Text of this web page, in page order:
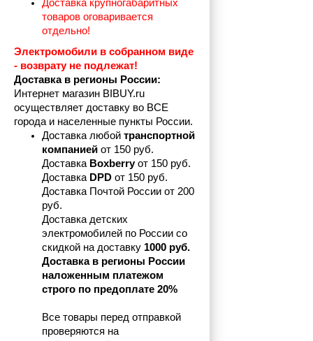
Доставка крупногабаритных
товаров оговаривается
отдельно!
Электромобили в собранном виде
- возврату не подлежат!
Доставка в регионы России:
Интернет магазин BIBUY.ru
осуществляет доставку во ВСЕ
города и населенные пункты России.
Доставка любой транспортной
компанией от 150 руб.
Доставка Boxberry от 150 руб.
Доставка DPD от 150 руб.
Доставка Почтой России от 200
руб.
Доставка детских
электромобилей по России со
скидкой на доставку 1000 руб.
Доставка в регионы России
наложенным платежом
строго по предоплате 20%
Все товары перед отправкой
проверяются на